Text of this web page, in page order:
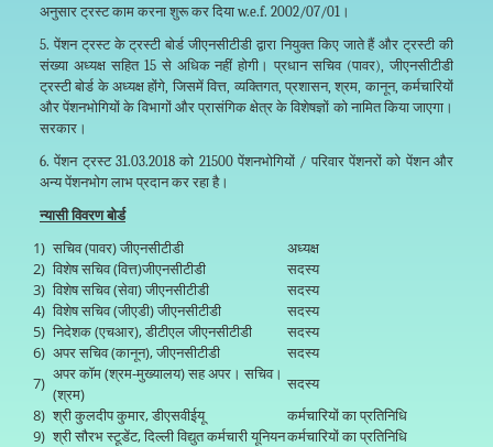
अनुसार ट्रस्ट काम करना शुरू कर दिया w.e.f. 2002/07/01।
5. पेंशन ट्रस्ट के ट्रस्टी बोर्ड जीएनसीटीडी द्वारा नियुक्त किए जाते हैं और ट्रस्टी की
संख्या अध्यक्ष सहित 15 से अधिक नहीं होगी। प्रधान सचिव (पावर), जीएनसीटीडी
ट्रस्टी बोर्ड के अध्यक्ष होंगे, जिसमें वित्त, व्यक्तिगत, प्रशासन, श्रम, कानून, कर्मचारियों
और पेंशनभोगियों के विभागों और प्रासंगिक क्षेत्र के विशेषज्ञों को नामित किया जाएगा।
सरकार।
6. पेंशन ट्रस्ट 31.03.2018 को 21500 पेंशनभोगियों / परिवार पेंशनरों को पेंशन और
अन्य पेंशनभोग लाभ प्रदान कर रहा है।
न्यासी विवरण बोर्ड
1) सचिव (पावर) जीएनसीटीडी
अध्यक्ष
2) विशेष सचिव (वित्त)जीएनसीटीडी
सदस्य
3) विशेष सचिव (सेवा) जीएनसीटीडी
सदस्य
4) विशेष सचिव (जीएडी) जीएनसीटीडी
सदस्य
5) निदेशक (एचआर), डीटीएल जीएनसीटीडी
सदस्य
6) अपर सचिव (कानून), जीएनसीटीडी
सदस्य
7) अपर कॉम (श्रम-मुख्यालय) सह अपर। सचिव।
(श्रम)
सदस्य
8) श्री कुलदीप कुमार, डीएसवीईयू
कर्मचारियों का प्रतिनिधि
9) श्री सौरभ स्टूडेंट, दिल्ली विद्युत कर्मचारी यूनियनकर्मचारियों का प्रतिनिधि